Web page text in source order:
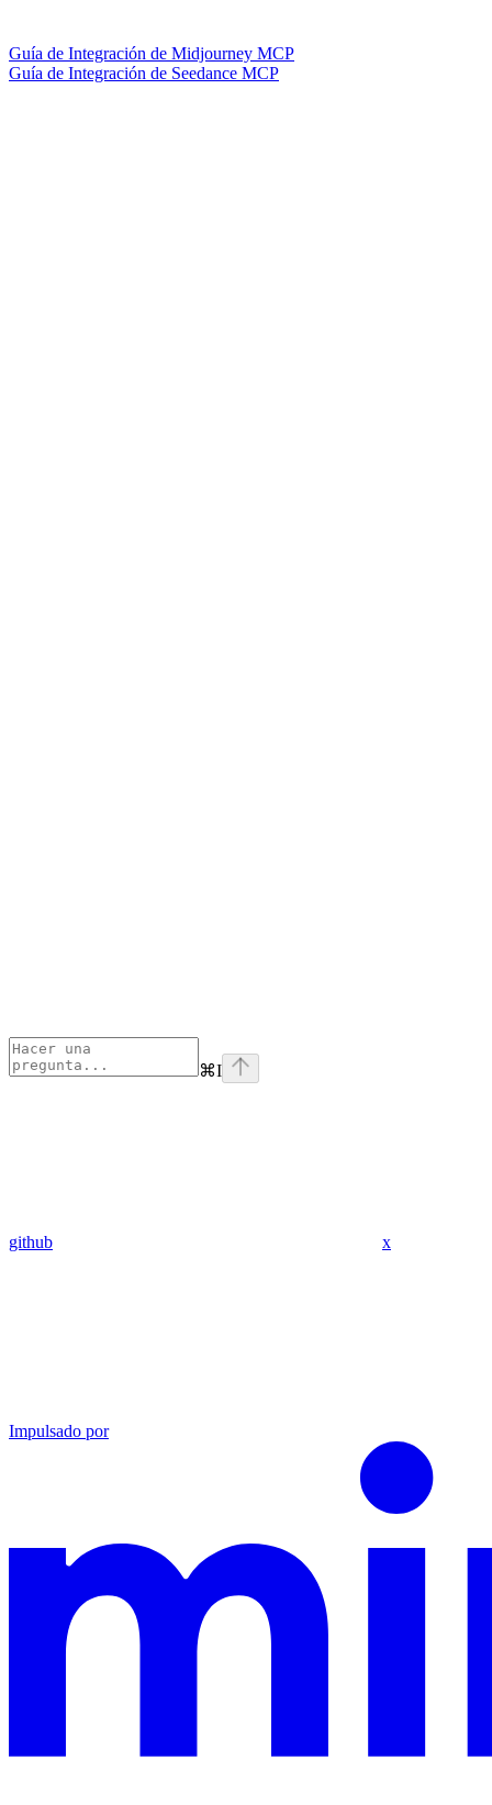
Guía de Integración de Midjourney MCP
Guía de Integración de Seedance MCP
⌘I
github x
Impulsado por